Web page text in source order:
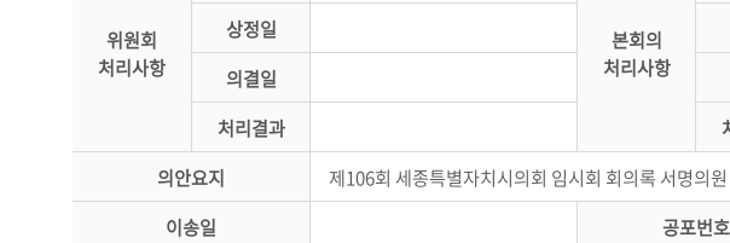
위원회
처리사항
본회의
처리사항
상정일
의결일
처리결과
의안요지
제106회 세종특별자치시의회 임시회 회의록 서명의
이송일
공포번호